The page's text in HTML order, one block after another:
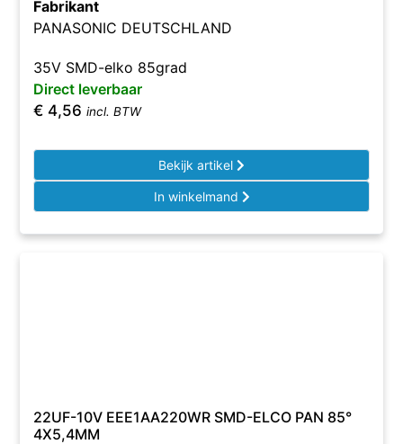
Fabrikant
PANASONIC DEUTSCHLAND
35V SMD-elko 85grad
Direct leverbaar
€ 4,56 incl. BTW
Bekijk artikel
In winkelmand
22UF-10V EEE1AA220WR SMD-ELCO PAN 85°
4X5,4MM